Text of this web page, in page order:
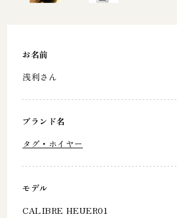
お名前
浅利さん
ブランド名
タグ・ホイヤー
モデル
CALIBRE HEUER01